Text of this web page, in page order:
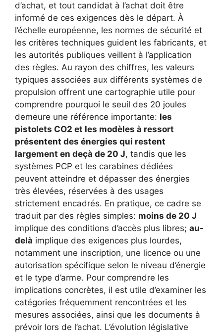
d’achat, et tout candidat à l’achat doit être
informé de ces exigences dès le départ. À
l’échelle européenne, les normes de sécurité et
les critères techniques guident les fabricants, et
les autorités publiques veillent à l’application
des règles. Au rayon des chiffres, les valeurs
typiques associées aux différents systèmes de
propulsion offrent une cartographie utile pour
comprendre pourquoi le seuil des 20 joules
demeure une référence importante: les
pistolets CO2 et les modèles à ressort
présentent des énergies qui restent
largement en deçà de 20 J, tandis que les
systèmes PCP et les carabines dédiées
peuvent atteindre et dépasser des énergies
très élevées, réservées à des usages
strictement encadrés. En pratique, ce cadre se
traduit par des règles simples: moins de 20 J
implique des conditions d’accès plus libres; au-
delà implique des exigences plus lourdes,
notamment une inscription, une licence ou une
autorisation spécifique selon le niveau d’énergie
et le type d’arme. Pour comprendre les
implications concrètes, il est utile d’examiner les
catégories fréquemment rencontrées et les
mesures associées, ainsi que les documents à
prévoir lors de l’achat. L’évolution législative